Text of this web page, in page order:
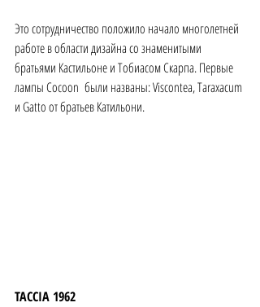
Это сотрудничество положило начало многолетней
работе в области дизайна со знаменитыми
братьями Кастильоне и Тобиасом Скарпа. Первые
лампы Cocoon  были названы: Viscontea, Taraxacum
и Gatto от братьев Катильони.
TACCIA 1962